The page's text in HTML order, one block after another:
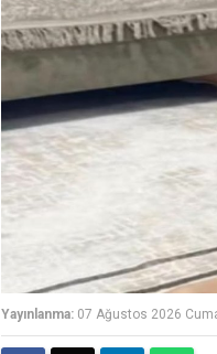
Yayınlanma: 07 Ağustos 2026